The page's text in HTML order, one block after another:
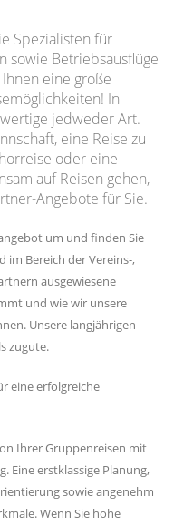
Spezialisten für
sowie Betriebsausflüge
eine große
In
jedweder Art.
eine Reise zu
oder eine
auf Reisen gehen,
Angebote für Sie.
um und finden Sie
im Bereich der Vereins-,
ausgewiesene
und wie wir unsere
Unsere langjährigen
zugute.
eine erfolgreiche
Ihrer Gruppenreisen mit
Eine erstklassige Planung,
sowie angenehm
Wenn Sie hohe